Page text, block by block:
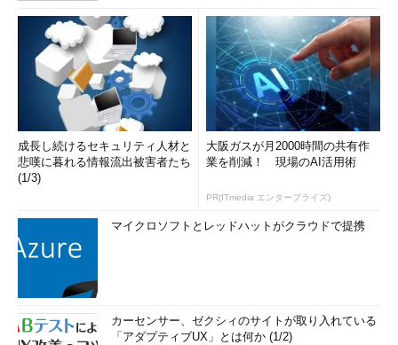
成長し続けるセキュリティ人材と
悲嘆に暮れる情報流出被害者たち
(1/3)
大阪ガスが月2000時間の共有作
業を削減！ 現場のAI活用術
PR(ITmedia エンタープライズ)
マイクロソフトとレッドハットがクラウドで提携
カーセンサー、ゼクシィのサイトが取り入れている
「アダプティブUX」とは何か (1/2)